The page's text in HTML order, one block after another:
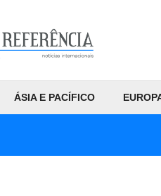
ÁSIA E PACÍFICO